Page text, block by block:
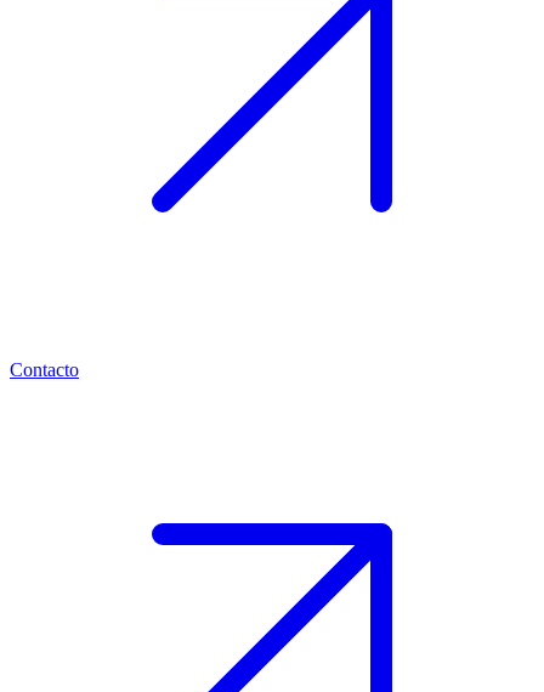
Contacto